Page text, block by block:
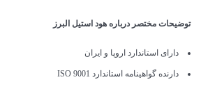
توضیحات مختصر درباره هود استیل البرز
دارای استاندارد اروپا و ایران
دارنده گواهینامه استاندارد ISO 9001